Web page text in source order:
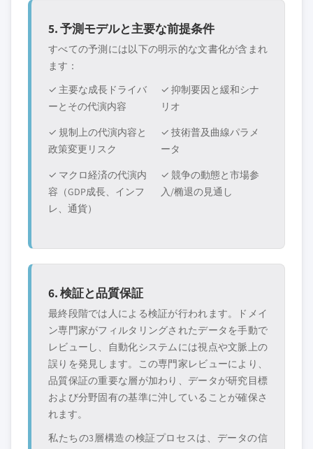
5. 予測モデルと主要な前提条件
すべての予測には以下の明示的な文書化が含まれ
ます：
✓ 主要な成長ドライバ
ーとその代演内容
✓ 抑制要因と緩和シナ
リオ
✓ 規制上の代演内容と
政策変更リスク
✓ 技術普及曲線パラメ
ータ
✓ マクロ経済の代演内
容（GDP成長、インフ
レ、通貨）
✓ 競争の動態と市場参
入/椭退の見通し
6. 検証と品質保証
最終段階では人による検証が行われます。ドメイ
ン専門家がフィルタリングされたデータを手動で
レビューし、自動化システムには視点や文脈上の
誤りを発見します。この専門家レビューにより、
品質保証の重要な層が加わり、データが研究目標
および分野固有の基準に沖していることが確保さ
れます。
私たちの3層構造の検証プロセスは、データの信